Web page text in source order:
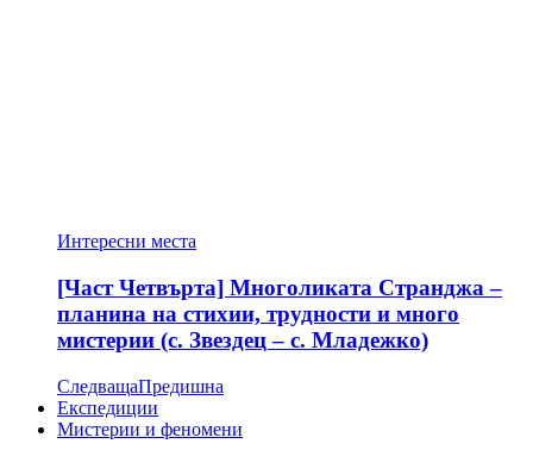
Интересни места
[Част Четвърта] Многоликата Странджа –
планина на стихии, трудности и много
мистерии (с. Звездец – с. Младежко)
СледващаПредишна
Експедиции
Мистерии и феномени